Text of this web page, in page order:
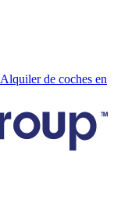
Alquiler de coches en